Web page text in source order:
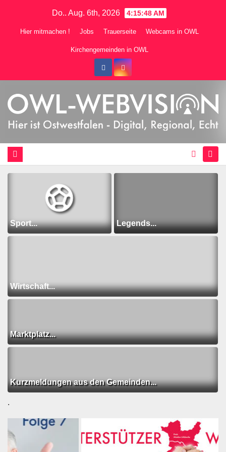
Do.. Aug. 6th, 2026 4:15:50 AM
Hier mitmachen ! Jobs Trauerseite Webcams in OWL
Kirchengemeinden in OWL
Sport... Legends...
Wirtschaft...
Marktplatz...
Kurzmeldungen aus den Gemeinden...
.